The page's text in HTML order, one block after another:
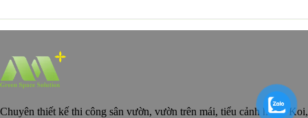
Chuyên thiết kế thi công sân vườn, vườn trên mái, tiểu cảnh hồ cá Koi,